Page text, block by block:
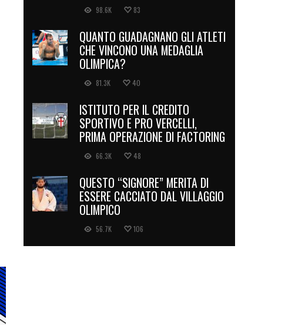
98.6K 83
QUANTO GUADAGNANO GLI ATLETI
CHE VINCONO UNA MEDAGLIA
OLIMPICA?
81.3K 40
ISTITUTO PER IL CREDITO
SPORTIVO E PRO VERCELLI,
PRIMA OPERAZIONE DI FACTORING
66.3K 48
QUESTO “SIGNORE” MERITA DI
ESSERE CACCIATO DAL VILLAGGIO
OLIMPICO
56.7K 106